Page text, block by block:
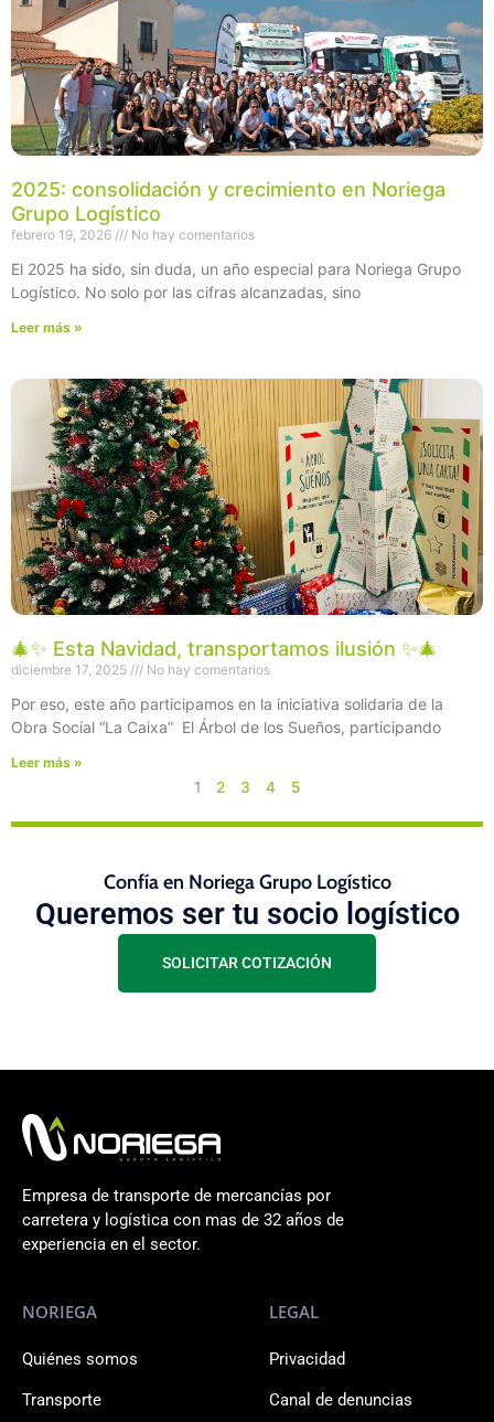
2025: consolidación y crecimiento en Noriega
Grupo Logístico
febrero 19, 2026 No hay comentarios
El 2025 ha sido, sin duda, un año especial para Noriega Grupo
Logístico. No solo por las cifras alcanzadas, sino
Leer más »
🎄✨ Esta Navidad, transportamos ilusión ✨🎄
diciembre 17, 2025 No hay comentarios
Por eso, este año participamos en la iniciativa solidaria de la
Obra Social “La Caixa” El Árbol de los Sueños, participando
Leer más »
1 2 3 4 5
Confía en Noriega Grupo Logístico
Queremos ser tu socio logístico
SOLICITAR COTIZACIÓN
Empresa de transporte de mercancías por
carretera y logística con mas de 32 años de
experiencia en el sector.
NORIEGA
Quiénes somos
Transporte
LEGAL
Privacidad
Canal de denuncias